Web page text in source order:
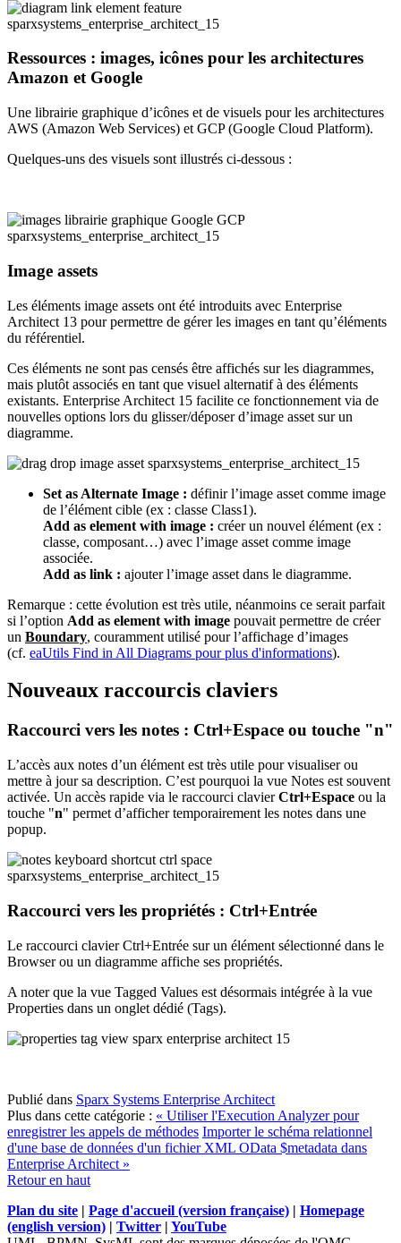
Ressources : images, icônes pour les architectures
Amazon et Google
Une librairie graphique d’icônes et de visuels pour les architectures
AWS (Amazon Web Services) et GCP (Google Cloud Platform).
Quelques-uns des visuels sont illustrés ci-dessous :
Image assets
Les éléments image assets ont été introduits avec Enterprise
Architect 13 pour permettre de gérer les images en tant qu’éléments
du référentiel.
Ces éléments ne sont pas censés être affichés sur les diagrammes,
mais plutôt associés en tant que visuel alternatif à des éléments
existants. Enterprise Architect 15 facilite ce fonctionnement via de
nouvelles options lors du glisser/déposer d’image asset sur un
diagramme.
Set as Alternate Image : définir l’image asset comme image
de l’élément cible (ex : classe Class1).
Add as element with image : créer un nouvel élément (ex :
classe, composant…) avec l’image asset comme image
associée.
Add as link : ajouter l’image asset dans le diagramme.
Remarque : cette évolution est très utile, néanmoins ce serait parfait
si l’option Add as element with image pouvait permettre de créer
un Boundary, couramment utilisé pour l’affichage d’images
(cf. eaUtils Find in All Diagrams pour plus d'informations).
Nouveaux raccourcis claviers
Raccourci vers les notes : Ctrl+Espace ou touche "n"
L’accès aux notes d’un élément est très utile pour visualiser ou
mettre à jour sa description. C’est pourquoi la vue Notes est souvent
activée. Un accès rapide via le raccourci clavierCtrl+Espace ou la
touche "n" permet d’afficher temporairement les notes dans une
popup.
Raccourci vers les propriétés : Ctrl+Entrée
Le raccourci clavier Ctrl+Entrée sur un élément sélectionné dans le
Browser ou un diagramme affiche ses propriétés.
A noter que la vue Tagged Values est désormais intégrée à la vue
Properties dans un onglet dédié (Tags).
Publié dans Sparx Systems Enterprise Architect
Plus dans cette catégorie : « Utiliser l'Execution Analyzer pour
enregistrer les appels de méthodes Importer le schéma relationnel
d'une base de données d'un fichier XML OData $metadata dans
Enterprise Architect »
Retour en haut
Plan du site | Page d'accueil (version française) | Homepage
(english version) | Twitter | YouTube